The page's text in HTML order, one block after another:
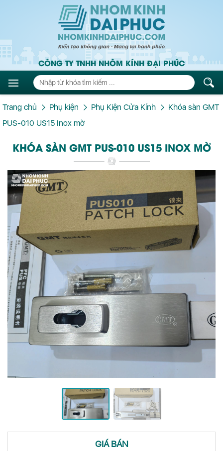
CÔNG TY TNHH NHÔM KÍNH ĐẠI PHÚC
Trang chủ Phụ kiện Phụ Kiện Cửa Kính
Khóa sàn GMT
PUS-010 US15 Inox mờ
KHÓA SÀN GMT PUS-010 US15 INOX MỜ
GIÁ BÁN